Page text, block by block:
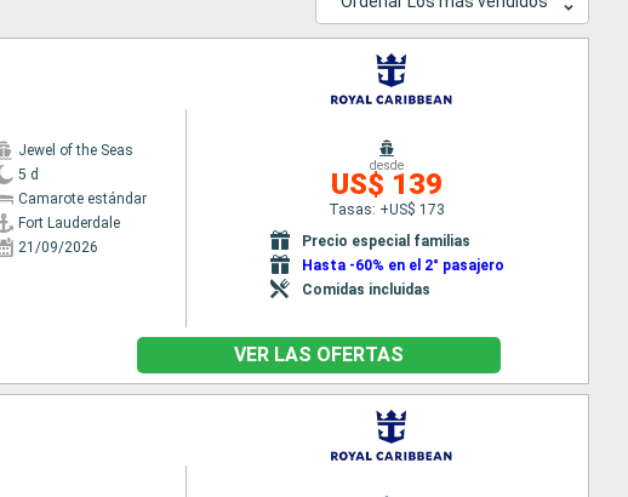
Jewel of the Seas
5 d
Camarote estándar
Fort Lauderdale
21/09/2026
desde
US$ 139
Tasas: +US$ 173
Precio especial familias
Hasta -60% en el 2° pasajero
Comidas incluidas
VER LAS OFERTAS